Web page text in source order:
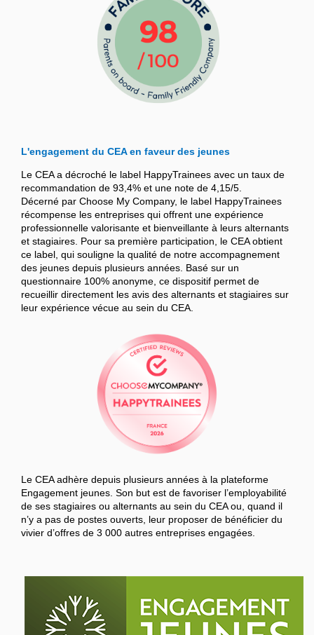
L'engagement du CEA en faveur des jeunes
Le CEA a décroché le label HappyTrainees avec un taux de
recommandation de 93,4% et une note de 4,15/5.
Décerné par Choose My Company, le label HappyTrainees
récompense les entreprises qui offrent une expérience
professionnelle valorisante et bienveillante à leurs alternants
et stagiaires. Pour sa première participation, le CEA obtient
ce label, qui souligne la qualité de notre accompagnement
des jeunes depuis plusieurs années. Basé sur un
questionnaire 100% anonyme, ce dispositif permet de
recueillir directement les avis des alternants et stagiaires sur
leur expérience vécue au sein du CEA.
Le CEA adhère depuis plusieurs années à la plateforme
Engagement jeunes. Son but est de favoriser l’employabilité
de ses stagiaires ou alternants au sein du CEA ou, quand il
n’y a pas de postes ouverts, leur proposer de bénéficier du
vivier d’offres de 3 000 autres entreprises engagées.